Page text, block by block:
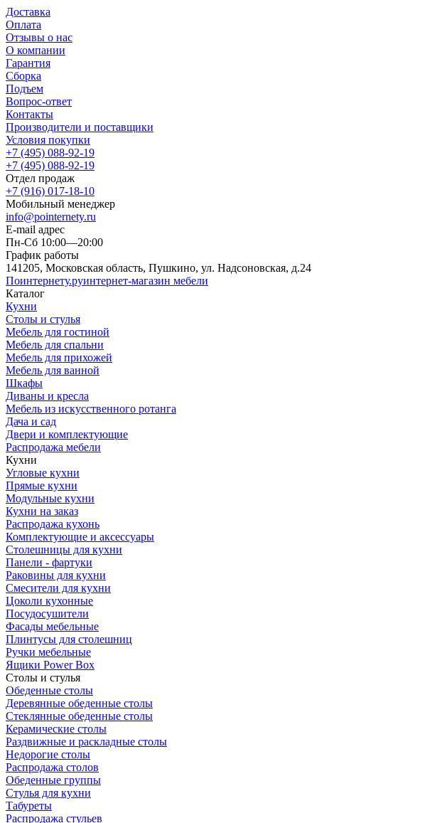
Доставка
Оплата
Отзывы о нас
О компании
Гарантия
Сборка
Подъем
Вопрос-ответ
Контакты
Производители и поставщики
Условия покупки
+7 (495) 088-92-19
+7 (495) 088-92-19
Отдел продаж
+7 (916) 017-18-10
Мобильный менеджер
info@pointernety.ru
E-mail адрес
Пн-Сб 10:00—20:00
График работы
141205, Московская область, Пушкино, ул. Надсоновская, д.24
Поинтернету.руинтернет-магазин мебели
Каталог
Кухни
Столы и стулья
Мебель для гостиной
Мебель для спальни
Мебель для прихожей
Мебель для ванной
Шкафы
Диваны и кресла
Мебель из искусственного ротанга
Дача и сад
Двери и комплектующие
Распродажа мебели
Кухни
Угловые кухни
Прямые кухни
Модульные кухни
Кухни на заказ
Распродажа кухонь
Комплектующие и аксессуары
Столешницы для кухни
Панели - фартуки
Раковины для кухни
Смесители для кухни
Цоколи кухонные
Посудосушители
Фасады мебельные
Плинтусы для столешниц
Ручки мебельные
Ящики Power Box
Столы и стулья
Обеденные столы
Деревянные обеденные столы
Стеклянные обеденные столы
Керамические столы
Раздвижные и раскладные столы
Недорогие столы
Распродажа столов
Обеденные группы
Стулья для кухни
Табуреты
Распродажа стульев